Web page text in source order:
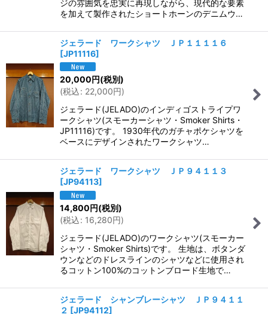
ジの雰囲気を忠実に再現しながら、現代的な要素
を加えて製作されたショートホーンのデニムウ…
ジェラード ワークシャツ ＪＰ１１１１６
[JP11116]
20,000円(税別)
(税込: 22,000円)
ジェラード(JELADO)のインディゴストライプワ
ークシャツ(スモーカーシャツ・Smoker Shirts・
JP11116)です。 1930年代のガチャポケシャツを
ベースにデザインされたワークシャツ…
ジェラード ワークシャツ ＪＰ９４１１３
[JP94113]
14,800円(税別)
(税込: 16,280円)
ジェラード(JELADO)のワークシャツ(スモーカー
シャツ・Smoker Shirts)です。 生地は、ボタンダ
ウンなどのドレスラインのシャツなどに使用され
るコットン100%のコットンブロード生地で…
ジェラード シャンブレーシャツ ＪＰ９４１１
２ [JP94112]